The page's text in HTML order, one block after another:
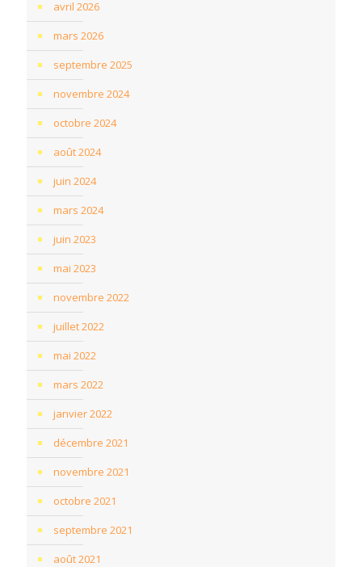
avril 2026
mars 2026
septembre 2025
novembre 2024
octobre 2024
août 2024
juin 2024
mars 2024
juin 2023
mai 2023
novembre 2022
juillet 2022
mai 2022
mars 2022
janvier 2022
décembre 2021
novembre 2021
octobre 2021
septembre 2021
août 2021